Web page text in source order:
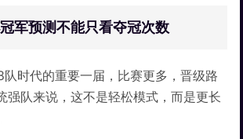
军预测不能只看夺冠次数
时代的重要一届，比赛更多，晋级路
强队来说，这不是轻松模式，而是更长